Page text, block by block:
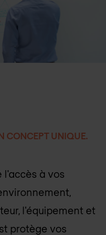
CONCEPT UNIQUE.
l'accès à vos
l'équipement et
protège vos